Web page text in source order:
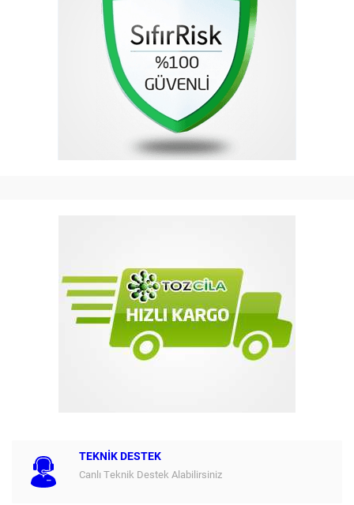
TEKNİK DESTEK
Canlı Teknik Destek Alabilirsiniz